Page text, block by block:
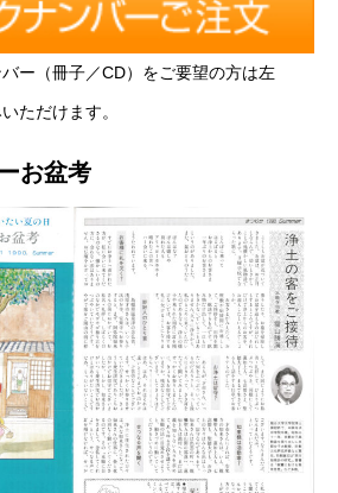
ー（冊子／CD）をご要望の方は左
ただけます。
お盆考